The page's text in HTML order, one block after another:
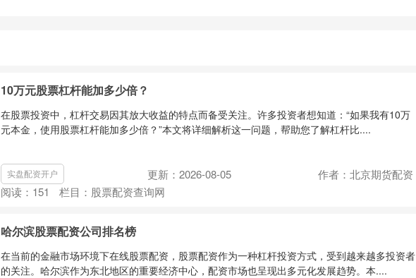
10万元股票杠杆能加多少倍？
在股票投资中，杠杆交易因其放大收益的特点而备受关注。许多投资者想知道：“如果我有10万
元本金，使用股票杠杆能加多少倍？”本文将详细解析这一问题，帮助您了解杠杆比....
实盘配资开户 更新：2026-08-05
作者：北京期货配资
阅读： 151 栏目： 股票配资查询网
哈尔滨股票配资公司排名榜
在当前的金融市场环境下在线股票配资，股票配资作为一种杠杆投资方式，受到越来越多投资者
的关注。哈尔滨作为东北地区的重要经济中心，配资市场也呈现出多元化发展趋势。本....